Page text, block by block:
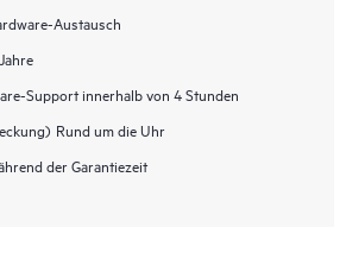
Austausch
Support innerhalb von 4 Stunden
Rund um die Uhr
der Garantiezeit